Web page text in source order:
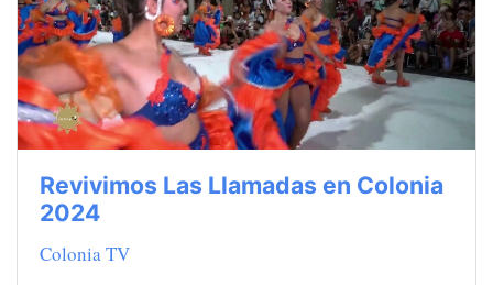
Revivimos Las Llamadas en Colonia
2024
Colonia TV